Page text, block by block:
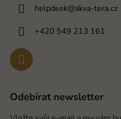
helpdesk@akva-tera.cz
+420 549 213 161
Odebírat newsletter